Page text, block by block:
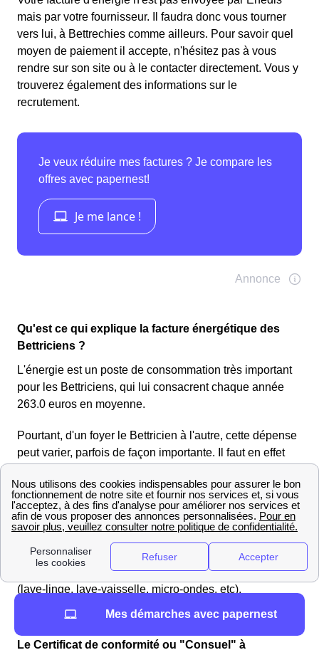
mais par votre fournisseur. Il faudra donc vous tourner
vers lui, à Bettrechies comme ailleurs. Pour savoir quel
moyen de paiement il accepte, n'hésitez pas à vous
rendre sur son site ou à le contacter directement. Vous y
trouverez également des informations sur le
recrutement.
Qu'est ce qui explique la facture énergétique des
Bettriciens ?
L'énergie est un poste de consommation très important
pour les Bettriciens, qui lui consacrent chaque année
263.0 euros en moyenne.
Pourtant, d'un foyer le Bettricien à l'autre, cette dépense
peut varier, parfois de façon importante. Il faut en effet
Bettrechies, que de nombreux facteurs influent sur son
prix final. Parmi ceux-ci, on peut notamment retenir le
type d'habitation et sa superficie, mais aussi le type de
certification BBC s'il en a une, le combustible utilisé, et
même le nombre et le type d'équipements électriques
(lave-linge, lave-vaisselle, micro-ondes, etc).
Informations utiles pour les habitants de Bettrechies
Le Certificat de conformité ou "Consuel" à
Mes démarches avec papernest